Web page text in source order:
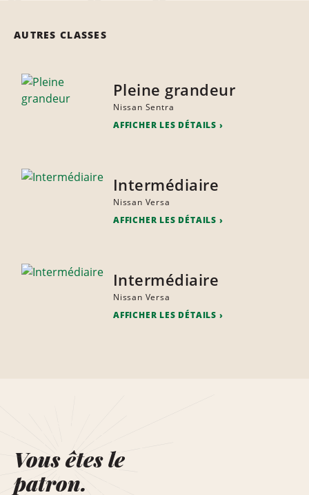
AUTRES CLASSES
Pleine grandeur
Nissan Sentra
AFFICHER LES DÉTAILS
Intermédiaire
Nissan Versa
AFFICHER LES DÉTAILS
Intermédiaire
Nissan Versa
AFFICHER LES DÉTAILS
Vous êtes le
patron.